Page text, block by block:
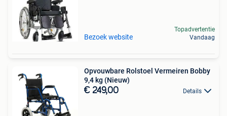
Bezoek website
Topadvertentie
Vandaag
Opvouwbare Rolstoel Vermeiren Bobby
9,4 kg (Nieuw)
€ 249,00 Details